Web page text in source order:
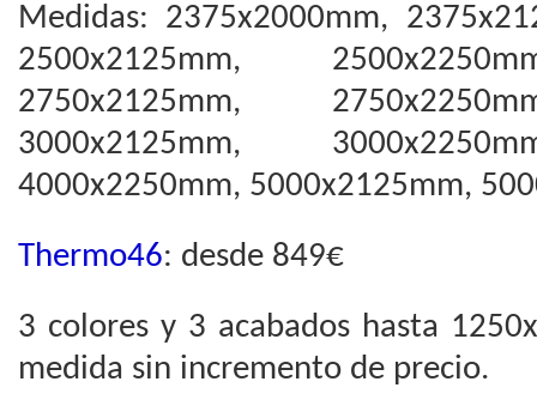
Medidas: 2375x2000mm,
2500x2125mm,
2750x2125mm,
3000x2125mm,
4000x2250mm, 5000x2125mm,
Thermo46: desde 849€
3 colores y 3 acabados hasta
medida sin incremento de precio.